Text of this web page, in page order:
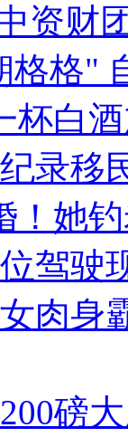
资财
格"
杯白
录移
！她
驾驶
肉身
磅